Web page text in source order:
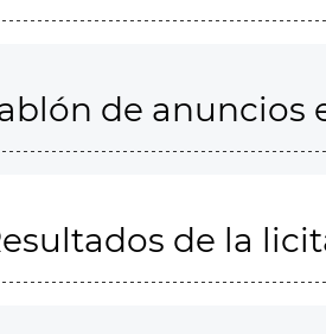
de anuncios
de la